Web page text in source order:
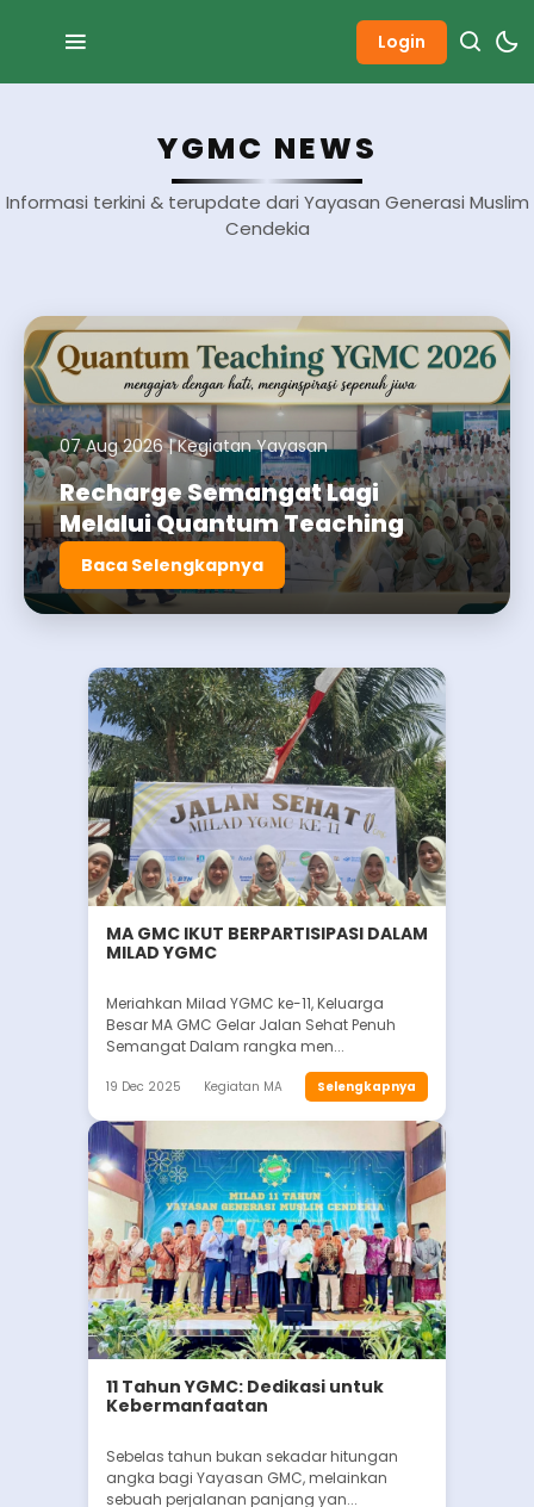
Login
YGMC NEWS
Informasi terkini & terupdate dari Yayasan Generasi Muslim
Cendekia
07 Aug 2026|Kegiatan Yayasan
Recharge Semangat Lagi
Melalui Quantum Teaching
Baca Selengkapnya
MA GMC IKUT BERPARTISIPASI DALAM
MILAD YGMC
Meriahkan Milad YGMC ke-11, Keluarga
Besar MA GMC Gelar Jalan Sehat Penuh
Semangat Dalam rangka men...
19 Dec 2025 Kegiatan MA Selengkapnya
11 Tahun YGMC: Dedikasi untuk
Kebermanfaatan
Sebelas tahun bukan sekadar hitungan
angka bagi Yayasan GMC, melainkan
sebuah perjalanan panjang yan...